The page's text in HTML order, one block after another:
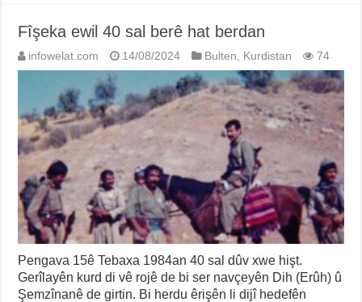
Fîşeka ewil 40 sal berê hat berdan
infowelat.com 14/08/2024 Bulten Kurdistan 74
Pengava 15ê Tebaxa 1984an 40 sal dûv xwe hişt.
Gerîlayên kurd di vê rojê de bi ser navçeyên Dih (Erûh) û
Şemzînanê de girtin. Bi herdu êrişên li dijî hedefên